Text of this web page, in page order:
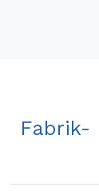
Fabrik-